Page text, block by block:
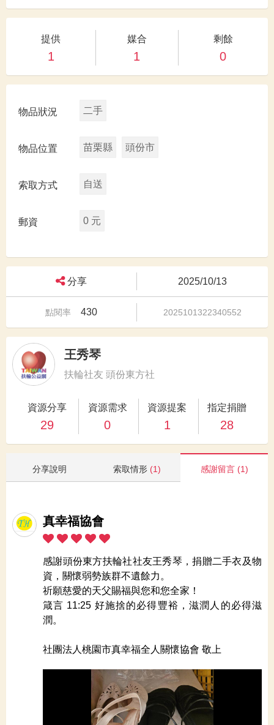
提供
1
媒合
1
剩餘
0
物品狀況 二手
物品位置 苗栗縣 頭份市
索取方式 自送
郵資 0 元
分享 2025/10/13
點閱率 430 2025101322340552
王秀琴
扶輪社友 頭份東方社
資源分享
29
資源需求
0
資源提案
1
指定捐贈
28
分享說明 索取情形 (1) 感謝留言 (1)
真幸福協會
感謝頭份東方扶輪社社友王秀琴，捐贈二手衣及物
資，關懷弱勢族群不遺餘力。
祈願慈愛的天父賜福與您和您全家！
箴言 11:25 好施捨的必得豐裕，滋潤人的必得滋
潤。
社團法人桃園市真幸福全人關懷協會 敬上